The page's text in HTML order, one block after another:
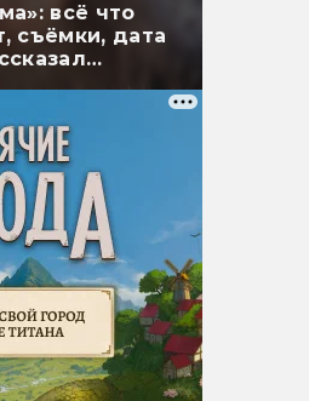
всё что
съёмки, дата